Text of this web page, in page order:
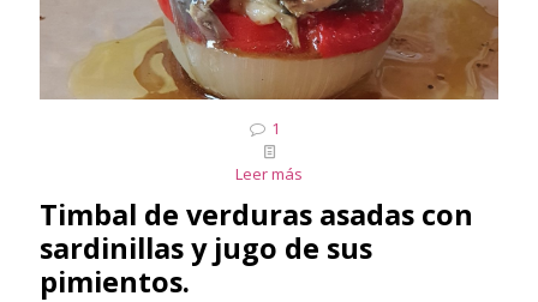
1
Leer más
Timbal de verduras asadas con
sardinillas y jugo de sus
pimientos.